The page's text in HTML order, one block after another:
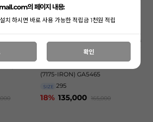
즈 (6990-
(7175-IRON) GA5465
SIZE 295
18% 135,000 165,000
의 페이지 내용:
치 하시면 바로 사용 가능한 적립금 1천원 적립
확인